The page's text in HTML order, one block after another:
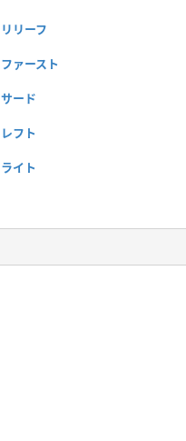
リリーフ
ファースト
サード
レフト
ライト